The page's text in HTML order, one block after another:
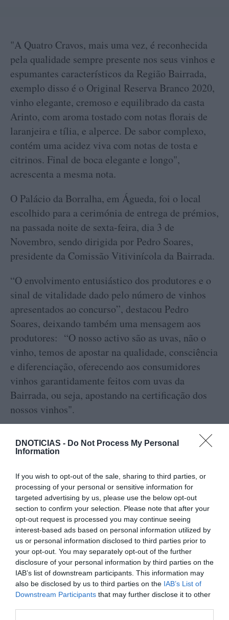
DNOTICIAS - Do Not Process My Personal
Information
If you wish to opt-out of the sale, sharing to third parties, or
processing of your personal or sensitive information for
targeted advertising by us, please use the below opt-out
section to confirm your selection. Please note that after your
opt-out request is processed you may continue seeing
interest-based ads based on personal information utilized by
us or personal information disclosed to third parties prior to
your opt-out. You may separately opt-out of the further
disclosure of your personal information by third parties on the
IAB’s list of downstream participants. This information may
also be disclosed by us to third parties on the IAB’s List of
Downstream Participants that may further disclose it to other
"A Quatro Cravos, mais uma vez, é reconhecida
pela qualidade sempre presente nos seus vinhos e
espumantes característicos da Região Bairrada,
exemplo disso é o Original Reserva Branco 2020,
vinho elegante, cremoso e equilibrado da casta
Arinto, com aroma tostado com notas florais de
laranjeira e tília, e alperce. De sabor complexo,
contém uma acidez viva com notas de tosta e
citrinos. Final de boca elegante e longo",
acrescenta a mesma nota.
O Palácio da Borralha, em Águeda, foi o local
escolhido para a cerimónia de entrega de prémios,
na passada noite de sexta-feira, dia 3 de
Novembro, sendo dirigida por Pedro Soares,
presidente da Comissão Vitivinícola da Bairrada.
“O envolvimento entusiástico dos produtores e o
sinal de vitalidade dado pelo número de vinhos
apresentados ao concurso”, destacou Pedro
Soares, deixando também uma mensagem aos
produtores: “O nosso activo são as uvas, não o
vinho, temos de apostar na qualidade, consciência
e diferenciação, oferecendo aos consumidores
vinhos garantidamente feitos com uvas da
Bairrada, ou seja, apostando na certificação dos
nossos vinhos".
Também presente na cerimónia, Bernardo
Gouvêa, presidente do Instituto da Vinha e do
Vinho, salientou a “Importância decisiva na
aposta na identidade, carácter e diferenciação dos
vinhos”. Por fim, disse que "a Bairrada tem de
certificar mais”.
VINHO ORIGINAL RESERVA BRANCO 2020